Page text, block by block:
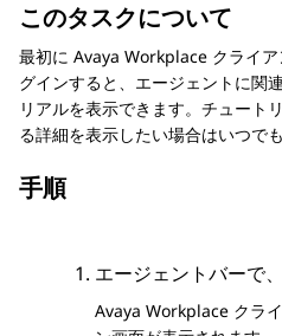
このタスクについて
最初に Avaya Workplace クライア
グインすると、エージェントに関
リアルを表示できます。チュート
る詳細を表示したい場合はいつで
手順
エージェントバーで、
Avaya Workplace クラ